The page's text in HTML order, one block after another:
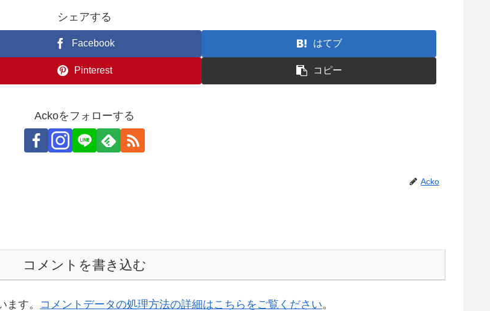
シェアする
Facebook はてブ
Pinterest コピー
Ackoをフォローする
Acko
コメントを書き込む
す。 コメントデータの処理方法の詳細はこちらをご覧ください。